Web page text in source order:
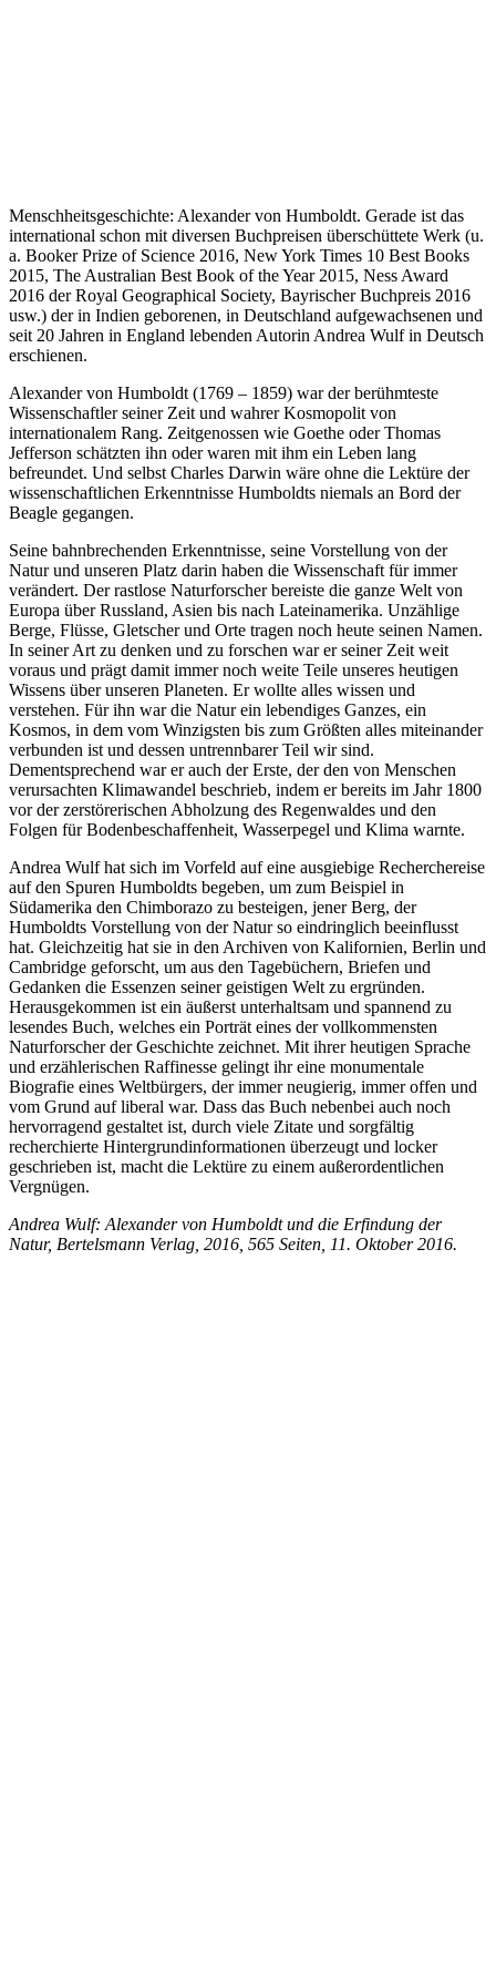
Menschheitsgeschichte: Alexander von Humboldt. Gerade ist das
international schon mit diversen Buchpreisen überschüttete Werk (u.
a. Booker Prize of Science 2016, New York Times 10 Best Books
2015, The Australian Best Book of the Year 2015, Ness Award
2016 der Royal Geographical Society, Bayrischer Buchpreis 2016
usw.) der in Indien geborenen, in Deutschland aufgewachsenen und
seit 20 Jahren in England lebenden Autorin Andrea Wulf in Deutsch
erschienen.
Alexander von Humboldt (1769 – 1859) war der berühmteste
Wissenschaftler seiner Zeit und wahrer Kosmopolit von
internationalem Rang. Zeitgenossen wie Goethe oder Thomas
Jefferson schätzten ihn oder waren mit ihm ein Leben lang
befreundet. Und selbst Charles Darwin wäre ohne die Lektüre der
wissenschaftlichen Erkenntnisse Humboldts niemals an Bord der
Beagle gegangen.
Seine bahnbrechenden Erkenntnisse, seine Vorstellung von der
Natur und unseren Platz darin haben die Wissenschaft für immer
verändert. Der rastlose Naturforscher bereiste die ganze Welt von
Europa über Russland, Asien bis nach Lateinamerika. Unzählige
Berge, Flüsse, Gletscher und Orte tragen noch heute seinen Namen.
In seiner Art zu denken und zu forschen war er seiner Zeit weit
voraus und prägt damit immer noch weite Teile unseres heutigen
Wissens über unseren Planeten. Er wollte alles wissen und
verstehen. Für ihn war die Natur ein lebendiges Ganzes, ein
Kosmos, in dem vom Winzigsten bis zum Größten alles miteinander
verbunden ist und dessen untrennbarer Teil wir sind.
Dementsprechend war er auch der Erste, der den von Menschen
verursachten Klimawandel beschrieb, indem er bereits im Jahr 1800
vor der zerstörerischen Abholzung des Regenwaldes und den
Folgen für Bodenbeschaffenheit, Wasserpegel und Klima warnte.
Andrea Wulf hat sich im Vorfeld auf eine ausgiebige Recherchereise
auf den Spuren Humboldts begeben, um zum Beispiel in
Südamerika den Chimborazo zu besteigen, jener Berg, der
Humboldts Vorstellung von der Natur so eindringlich beeinflusst
hat. Gleichzeitig hat sie in den Archiven von Kalifornien, Berlin und
Cambridge geforscht, um aus den Tagebüchern, Briefen und
Gedanken die Essenzen seiner geistigen Welt zu ergründen.
Herausgekommen ist ein äußerst unterhaltsam und spannend zu
lesendes Buch, welches ein Porträt eines der vollkommensten
Naturforscher der Geschichte zeichnet. Mit ihrer heutigen Sprache
und erzählerischen Raffinesse gelingt ihr eine monumentale
Biografie eines Weltbürgers, der immer neugierig, immer offen und
vom Grund auf liberal war. Dass das Buch nebenbei auch noch
hervorragend gestaltet ist, durch viele Zitate und sorgfältig
recherchierte Hintergrundinformationen überzeugt und locker
geschrieben ist, macht die Lektüre zu einem außerordentlichen
Vergnügen.
Andrea Wulf: Alexander von Humboldt und die Erfindung der
Natur, Bertelsmann Verlag, 2016, 565 Seiten, 11. Oktober 2016.